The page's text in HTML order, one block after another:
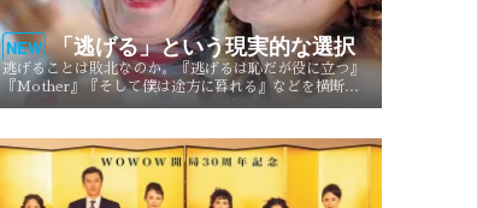
NEW 「逃げる」という現実的な選択
逃げることは敗北なのか。『逃げるは恥だが役に立つ』
『Mother』『そして僕は途方に暮れる』などを横断